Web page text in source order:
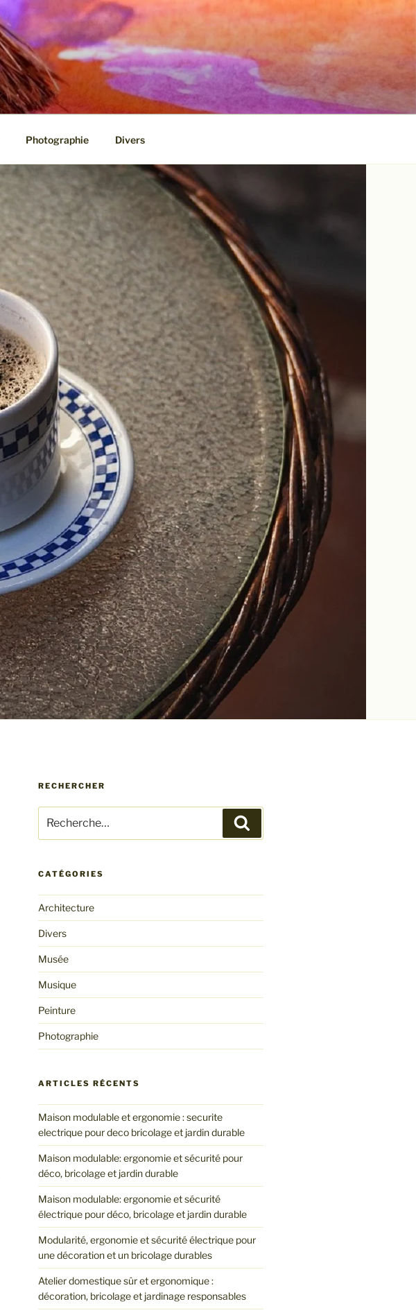
Photographie Divers
RECHERCHER
pour
:
CATÉGORIES
Architecture
Divers
Musée
Musique
Peinture
Photographie
ARTICLES RÉCENTS
Maison modulable et ergonomie : securite
electrique pour deco bricolage et jardin durable
Maison modulable: ergonomie et sécurité pour
déco, bricolage et jardin durable
Maison modulable: ergonomie et sécurité
électrique pour déco, bricolage et jardin durable
Modularité, ergonomie et sécurité électrique pour
une décoration et un bricolage durables
Atelier domestique sûr et ergonomique :
décoration, bricolage et jardinage responsables